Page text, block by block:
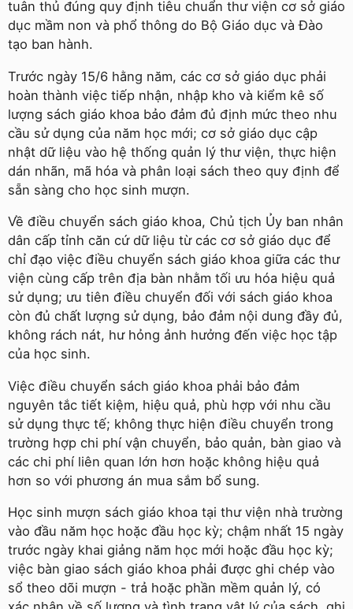
tuân thủ đúng quy định tiêu chuẩn thư viện cơ sở giáo
dục mầm non và phổ thông do Bộ Giáo dục và Đào
tạo ban hành.
Trước ngày 15/6 hằng năm, các cơ sở giáo dục phải
hoàn thành việc tiếp nhận, nhập kho và kiểm kê số
lượng sách giáo khoa bảo đảm đủ định mức theo nhu
cầu sử dụng của năm học mới; cơ sở giáo dục cập
nhật dữ liệu vào hệ thống quản lý thư viện, thực hiện
dán nhãn, mã hóa và phân loại sách theo quy định để
sẵn sàng cho học sinh mượn.
Về điều chuyển sách giáo khoa, Chủ tịch Ủy ban nhân
dân cấp tỉnh căn cứ dữ liệu từ các cơ sở giáo dục để
chỉ đạo việc điều chuyển sách giáo khoa giữa các thư
viện cùng cấp trên địa bàn nhằm tối ưu hóa hiệu quả
sử dụng; ưu tiên điều chuyển đối với sách giáo khoa
còn đủ chất lượng sử dụng, bảo đảm nội dung đầy đủ,
không rách nát, hư hỏng ảnh hưởng đến việc học tập
của học sinh.
Việc điều chuyển sách giáo khoa phải bảo đảm
nguyên tắc tiết kiệm, hiệu quả, phù hợp với nhu cầu
sử dụng thực tế; không thực hiện điều chuyển trong
trường hợp chi phí vận chuyển, bảo quản, bàn giao và
các chi phí liên quan lớn hơn hoặc không hiệu quả
hơn so với phương án mua sắm bổ sung.
Học sinh mượn sách giáo khoa tại thư viện nhà trường
vào đầu năm học hoặc đầu học kỳ; chậm nhất 15 ngày
trước ngày khai giảng năm học mới hoặc đầu học kỳ;
việc bàn giao sách giáo khoa phải được ghi chép vào
sổ theo dõi mượn - trả hoặc phần mềm quản lý, có